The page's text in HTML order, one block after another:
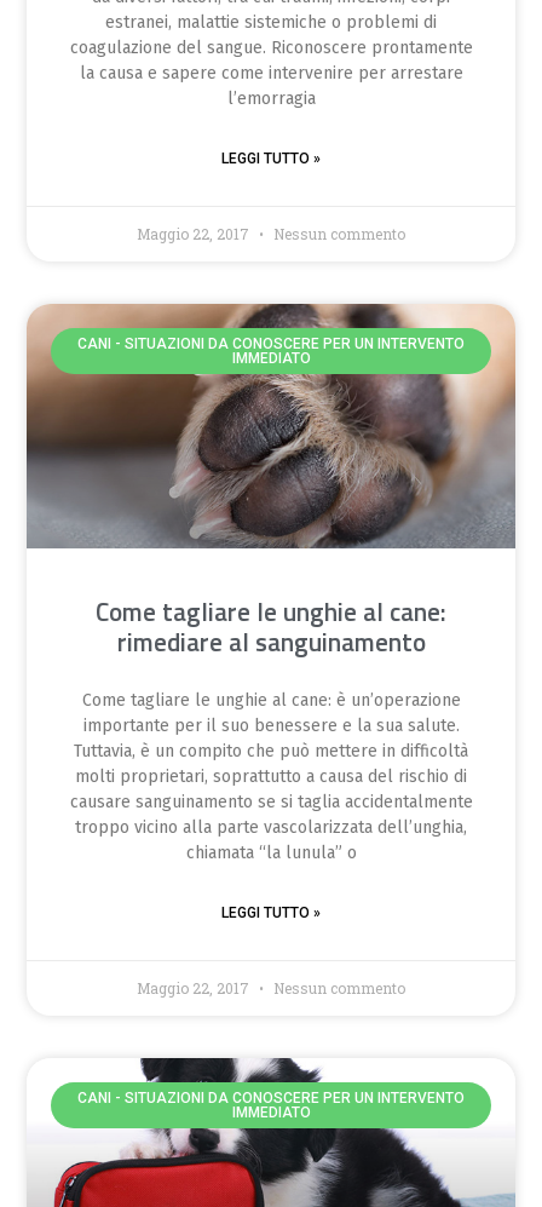
estranei, malattie sistemiche o problemi di
coagulazione del sangue. Riconoscere prontamente
la causa e sapere come intervenire per arrestare
l’emorragia
LEGGI TUTTO »
Maggio 22, 2017 Nessun commento
CANI - SITUAZIONI DA CONOSCERE PER UN INTERVENTO
IMMEDIATO
Come tagliare le unghie al cane:
rimediare al sanguinamento
Come tagliare le unghie al cane: è un’operazione
importante per il suo benessere e la sua salute.
Tuttavia, è un compito che può mettere in difficoltà
molti proprietari, soprattutto a causa del rischio di
causare sanguinamento se si taglia accidentalmente
troppo vicino alla parte vascolarizzata dell’unghia,
chiamata “la lunula” o
LEGGI TUTTO »
Maggio 22, 2017 Nessun commento
CANI - SITUAZIONI DA CONOSCERE PER UN INTERVENTO
IMMEDIATO